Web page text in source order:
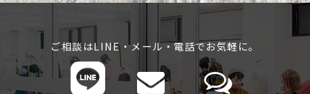
ご相談はLINE・メール・電話でお気軽に。